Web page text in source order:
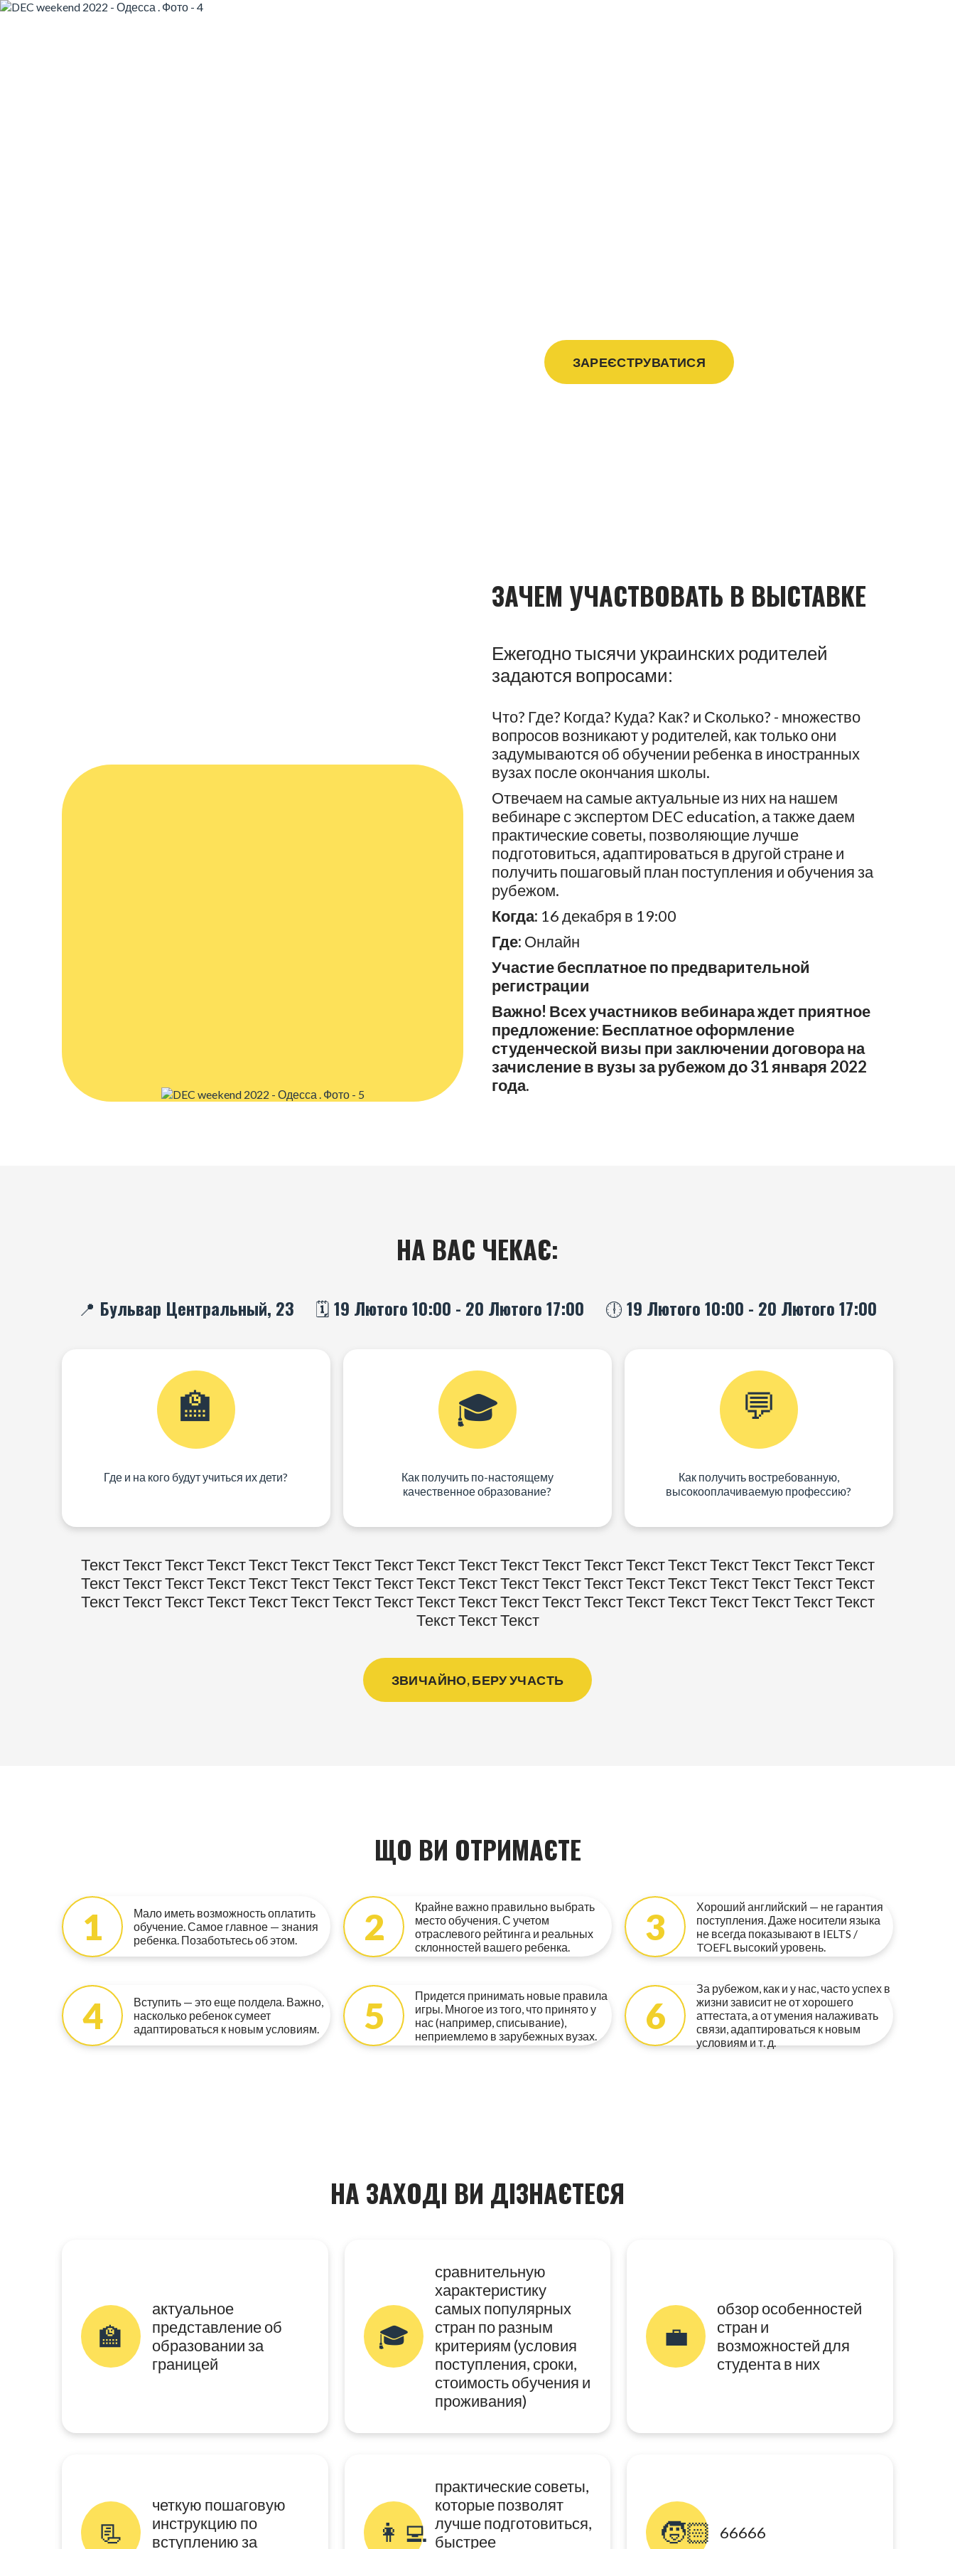
ЗАРЕЄСТРУВАТИСЯ
ЗАЧЕМ УЧАСТВОВАТЬ В ВЫСТАВКЕ
Ежегодно тысячи украинских родителей
задаются вопросами:
Что? Где? Когда? Куда? Как? и Сколько? - множество
вопросов возникают у родителей, как только они
задумываются об обучении ребенка в иностранных
вузах после окончания школы.
Отвечаем на самые актуальные из них на нашем
вебинаре с экспертом DEC education, а также даем
практические советы, позволяющие лучше
подготовиться, адаптироваться в другой стране и
получить пошаговый план поступления и обучения за
рубежом.
Когда: 16 декабря в 19:00
Где: Онлайн
Участие бесплатное по предварительной
регистрации
Важно! Всех участников вебинара ждет приятное
предложение: Бесплатное оформление
студенческой визы при заключении договора на
зачисление в вузы за рубежом до 31 января 2022
года.
НА ВАС ЧЕКАЄ:
📍 Бульвар Центральный, 23 🗓️ 19 Лютого 10:00 - 20 Лютого 17:00 🕕 19 Лютого 10:00 - 20 Лютого 17:00
🏫
Где и на кого будут учиться их дети?
🎓
Как получить по-настоящему
качественное образование?
💬
Как получить востребованную,
высокооплачиваемую профессию?
Текст Текст Текст Текст Текст Текст Текст Текст Текст Текст Текст Текст Текст Текст Текст Текст Текст Текст Текст
Текст Текст Текст Текст Текст Текст Текст Текст Текст Текст Текст Текст Текст Текст Текст Текст Текст Текст Текст
Текст Текст Текст Текст Текст Текст Текст Текст Текст Текст Текст Текст Текст Текст Текст Текст Текст Текст Текст
Текст Текст Текст
ЗВИЧАЙНО, БЕРУ УЧАСТЬ
ЩО ВИ ОТРИМАЄТЕ
1
Мало иметь возможность оплатить
обучение. Самое главное — знания
ребенка. Позаботьтесь об этом.
2
Крайне важно правильно выбрать
место обучения. С учетом
отраслевого рейтинга и реальных
склонностей вашего ребенка.
3
Хороший английский — не гарантия
поступления. Даже носители языка
не всегда показывают в IELTS /
TOEFL высокий уровень.
4
Вступить — это еще полдела. Важно,
насколько ребенок сумеет
адаптироваться к новым условиям.
5
Придется принимать новые правила
игры. Многое из того, что принято у
нас (например, списывание),
неприемлемо в зарубежных вузах.
6
За рубежом, как и у нас, часто успех в
жизни зависит не от хорошего
аттестата, а от умения налаживать
связи, адаптироваться к новым
условиям и т. д.
НА ЗАХОДІ ВИ ДІЗНАЄТЕСЯ
🏫
актуальное
представление об
образовании за
границей
🎓
сравнительную
характеристику
самых популярных
стран по разным
критериям (условия
поступления, сроки,
стоимость обучения и
проживания)
💼
обзор особенностей
стран и
возможностей для
студента в них
📃
четкую пошаговую
инструкцию по
вступлению за
👩‍💻
практические советы,
которые позволят
лучше подготовиться,
быстрее
🧒🏻 66666